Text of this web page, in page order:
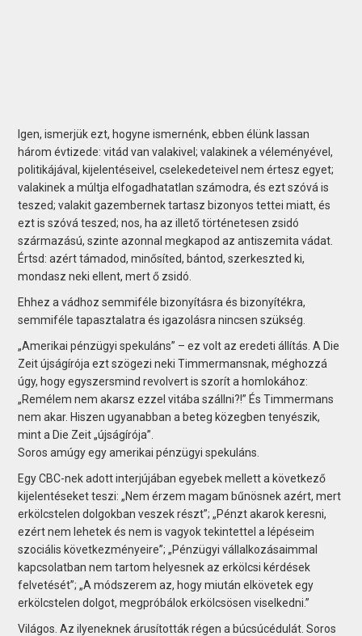
Igen, ismerjük ezt, hogyne ismernénk, ebben élünk lassan
három évtizede: vitád van valakivel; valakinek a véleményével,
politikájával, kijelentéseivel, cselekedeteivel nem értesz egyet;
valakinek a múltja elfogadhatatlan számodra, és ezt szóvá is
teszed; valakit gazembernek tartasz bizonyos tettei miatt, és
ezt is szóvá teszed; nos, ha az illető történetesen zsidó
származású, szinte azonnal megkapod az antiszemita vádat.
Értsd: azért támadod, minősíted, bántod, szerkeszted ki,
mondasz neki ellent, mert ő zsidó.
Ehhez a vádhoz semmiféle bizonyításra és bizonyítékra,
semmiféle tapasztalatra és igazolásra nincsen szükség.
„Amerikai pénzügyi spekuláns” – ez volt az eredeti állítás. A Die
Zeit újságírója ezt szögezi neki Timmermansnak, méghozzá
úgy, hogy egyszersmind revolvert is szorít a homlokához:
„Remélem nem akarsz ezzel vitába szállni?!” És Timmermans
nem akar. Hiszen ugyanabban a beteg közegben tenyészik,
mint a Die Zeit „újságírója”.
Soros amúgy egy amerikai pénzügyi spekuláns.
Egy CBC-nek adott interjújában egyebek mellett a következő
kijelentéseket teszi: „Nem érzem magam bűnösnek azért, mert
erkölcstelen dolgokban veszek részt”; „Pénzt akarok keresni,
ezért nem lehetek és nem is vagyok tekintettel a lépéseim
szociális következményeire”; „Pénzügyi vállalkozásaimmal
kapcsolatban nem tartom helyesnek az erkölcsi kérdések
felvetését”; „A módszerem az, hogy miután elkövetek egy
erkölcstelen dolgot, megpróbálok erkölcsösen viselkedni.”
Világos. Az ilyeneknek árusították régen a búcsúcédulát. Soros